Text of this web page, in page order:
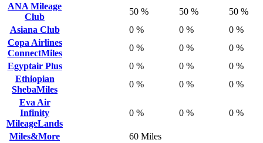
ANA Mileage
Club
50 % 50 %
50 %
Asiana Club
0 % 0 %
0 %
Copa Airlines
ConnectMiles
0 % 0 %
0 %
Egyptair Plus
0 % 0 %
0 %
Ethiopian
ShebaMiles
0 % 0 %
0 %
Eva Air
Infinity
MileageLands
0 % 0 % 0 %
Miles&More 60 Miles